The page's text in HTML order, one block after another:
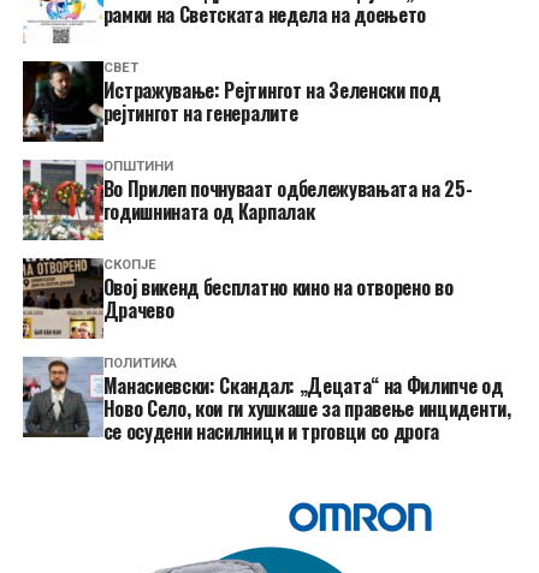
рамки на Светската недела на доењето
СВЕТ
Истражување: Рејтингот на Зеленски под
рејтингот на генералите
ОПШТИНИ
Во Прилеп почнуваат одбележувањата на 25-
годишнината од Карпалак
СКОПЈЕ
​Овој викенд бесплатно кино на отворено во
Драчево
ПОЛИТИКА
Манасиевски: Скандал: „Децата“ на Филипче од
Ново Село, кои ги хушкаше за правење инциденти,
се осудени насилници и трговци со дрога